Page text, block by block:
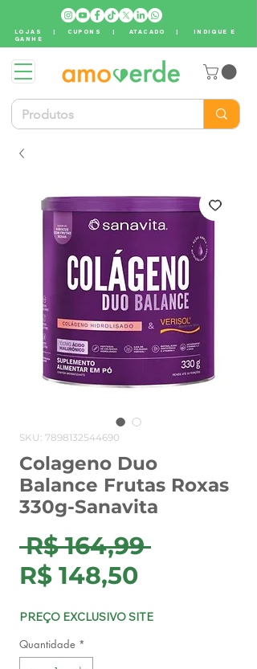
LOJAS | CUPONS |ATACADO | INDIQUE E
GANHE
SKU: 7898132544690
Colageno Duo
Balance Frutas Roxas
330g-Sanavita
R$ 164,99 Preço
R$ 148,50Preço
PREÇO EXCLUSIVO SITE
Quantidade *